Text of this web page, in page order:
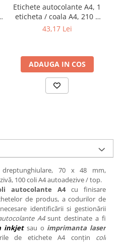
Etichete autocolante A4, 1
eticheta / coala A4, 210 x
297 mm
43,17 Lei
ADAUGA IN COS
70 x 48 mm,
100 coli A4 autoadezive / top.
autocolante A4cu finisare
de produs, a codurilor de
identificării si gestionării
A4sunt destinate a fi
inkjetsau o imprimanta laser
de etichete A4 conțin coli